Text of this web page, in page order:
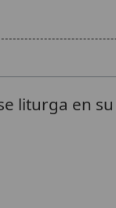
liturga en